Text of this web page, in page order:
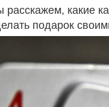
расскажем, какие
подарок